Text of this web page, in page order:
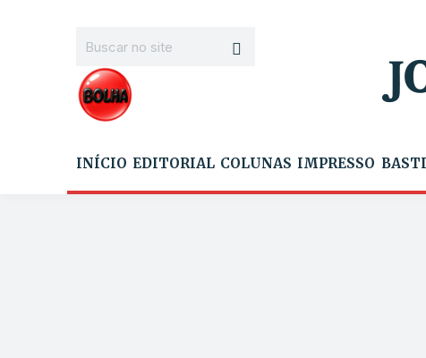
INÍCIO EDITORIAL COLUNAS IMPRESSO